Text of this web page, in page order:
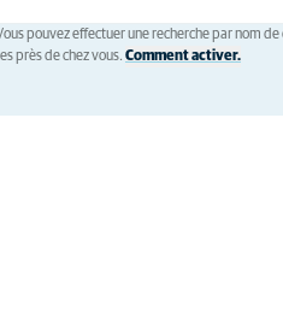
pouvez effectuer une recherche par nom
près de chez vous. Comment activer.